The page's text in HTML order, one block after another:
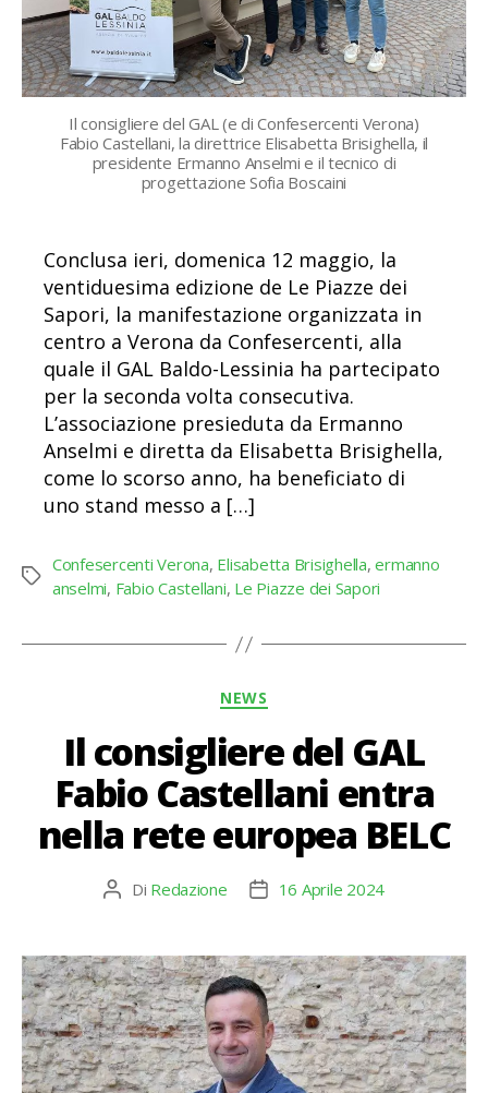
Il consigliere del GAL (e di Confesercenti Verona)
Fabio Castellani, la direttrice Elisabetta Brisighella, il
presidente Ermanno Anselmi e il tecnico di
progettazione Sofia Boscaini
Conclusa ieri, domenica 12 maggio, la
ventiduesima edizione de Le Piazze dei
Sapori, la manifestazione organizzata in
centro a Verona da Confesercenti, alla
quale il GAL Baldo-Lessinia ha partecipato
per la seconda volta consecutiva.
L’associazione presieduta da Ermanno
Anselmi e diretta da Elisabetta Brisighella,
come lo scorso anno, ha beneficiato di
uno stand messo a […]
Tag
Confesercenti Verona, Elisabetta Brisighella,ermanno
anselmi, Fabio Castellani, Le Piazze dei Sapori
Categorie
NEWS
Il consigliere del GAL
Fabio Castellani entra
nella rete europea BELC
Autore
Di Redazione
Data16 Aprile 2024